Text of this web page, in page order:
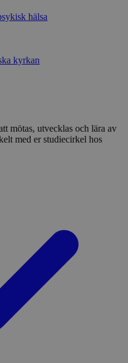
hälsa
kyrkan
mötas, utvecklas och lära av
med er studiecirkel hos